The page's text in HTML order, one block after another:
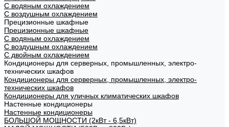
С водяным охлаждением
С воздушным охлаждением
Прецизионные шкафные
Прецизионные шкафные
С водяным охлаждением
С воздушным охлаждением
С двойным охлаждением
Кондиционеры для серверных, промышленных, электро-
технических шкафов
Кондиционеры для серверных, промышленных, электро-
технических шкафов
Кондиционеры для уличных климатических шкафов
Настенные кондиционеры
Настенные кондиционеры
БОЛЬШОЙ МОЩНОСТИ (2кВт - 6,5кВт)